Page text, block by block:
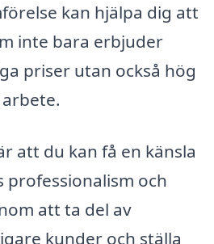
kan hjälpa dig att
inte bara erbjuder
priser utan också hög
att du kan få en känsla
och
att ta del av
kunder och ställa